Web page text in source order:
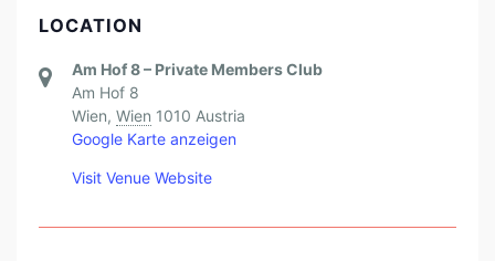
LOCATION
Am Hof 8 – Private Members Club
Am Hof 8
Wien, Wien 1010 Austria
Google Karte anzeigen
Visit Venue Website